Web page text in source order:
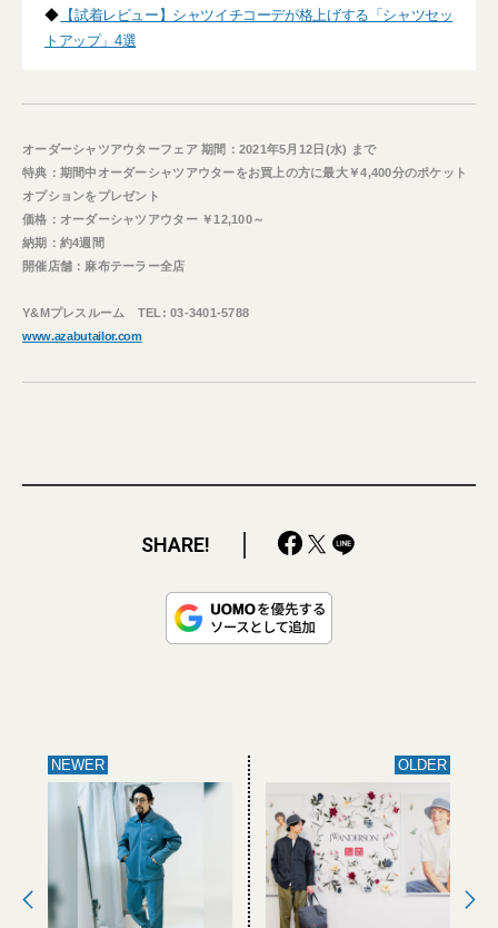
◆ 【試着レビュー】シャツイチコーデが格上げする「シャツセッ
トアップ」4選
オーダーシャツアウターフェア 期間：2021年5月12日(水) まで
特典：期間中オーダーシャツアウターをお買上の方に最大￥4,400分のポケット
オプションをプレゼント
価格：オーダーシャツアウター ￥12,100～
納期：約4週間
開催店舗：麻布テーラー全店
Y&Mプレスルーム TEL: 03-3401-5788
www.azabutailor.com
SHARE!
NEWER OLDER